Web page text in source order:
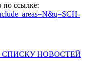
по ссылке:
СПИСКУНОВОСТЕЙ